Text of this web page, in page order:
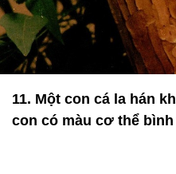
11. Một con cá la hán
con có màu cơ thể